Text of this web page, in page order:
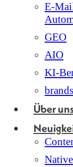
E-
GEO
AIO
KI-
Über